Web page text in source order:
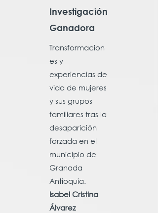
Investigación
Ganadora
Transformacion
es y
experiencias de
vida de mujeres
y sus grupos
familiares tras la
desaparición
forzada en el
municipio de
Granada
Antioquia.
Isabel Cristina
Álvarez